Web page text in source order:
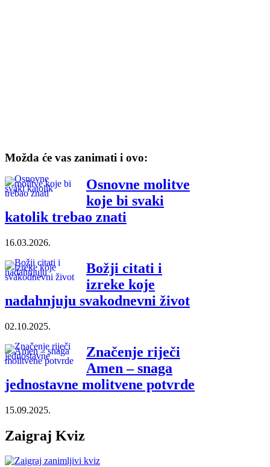
Možda će vas zanimati i ovo:
Osnovne molitve
koje bi svaki
katolik trebao znati
16.03.2026.
Božji citati i
izreke koje
nadahnjuju svakodnevni život
02.10.2025.
Značenje riječi
Amen – snaga
jednostavne molitvene potvrde
15.09.2025.
Zaigraj Kviz